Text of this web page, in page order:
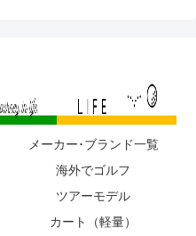
メーカー･ブランド一覧
海外でゴルフ
ツアーモデル
カート（軽量）